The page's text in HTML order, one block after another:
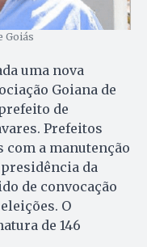
Goiás
uma nova
Goiana de
de
Prefeitos
a manutenção
presidência da
de convocação
O
de 146